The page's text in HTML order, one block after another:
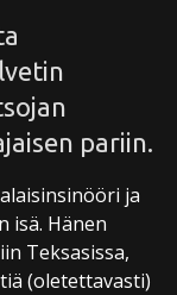
pariin.
ja
isä. Hänen
Teksasissa,
(oletettavasti)